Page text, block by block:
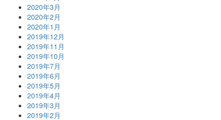
2020年3月
2020年2月
2020年1月
2019年12月
2019年11月
2019年10月
2019年7月
2019年6月
2019年5月
2019年4月
2019年3月
2019年2月